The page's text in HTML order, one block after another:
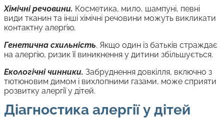
Хімічні речовини. Косметика, мило, шампуні, певні
види тканин та інші хімічні речовини можуть викликати
контактну алергію.
Генетична схильність. Якщо один із батьків страждає
на алергію, ризик її виникнення у дитини збільшується.
Екологічні чинники. Забруднення довкілля, включно з
тютюновим димом і вихлопними газами, може сприяти
розвитку алергії у дітей.
Діагностика алергії у дітей